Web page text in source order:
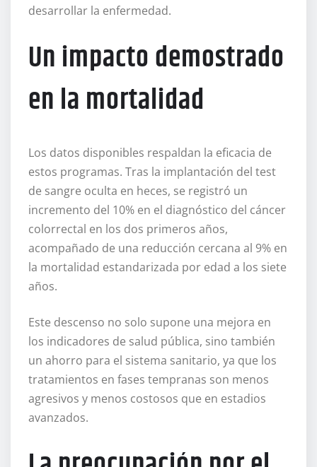
desarrollar la enfermedad.
Un impacto demostrado
en la mortalidad
Los datos disponibles respaldan la eficacia de
estos programas. Tras la implantación del test
de sangre oculta en heces, se registró un
incremento del 10% en el diagnóstico del cáncer
colorrectal en los dos primeros años,
acompañado de una reducción cercana al 9% en
la mortalidad estandarizada por edad a los siete
años.
Este descenso no solo supone una mejora en
los indicadores de salud pública, sino también
un ahorro para el sistema sanitario, ya que los
tratamientos en fases tempranas son menos
agresivos y menos costosos que en estadios
avanzados.